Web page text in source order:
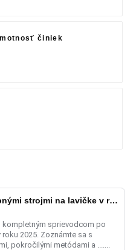
činiek
Kompletný sprievodca cvičebnými strojmi na lavičke v roku 2025
kompletným sprievodcom po
2025. Zoznámte sa s
pokročilými metódami a .......